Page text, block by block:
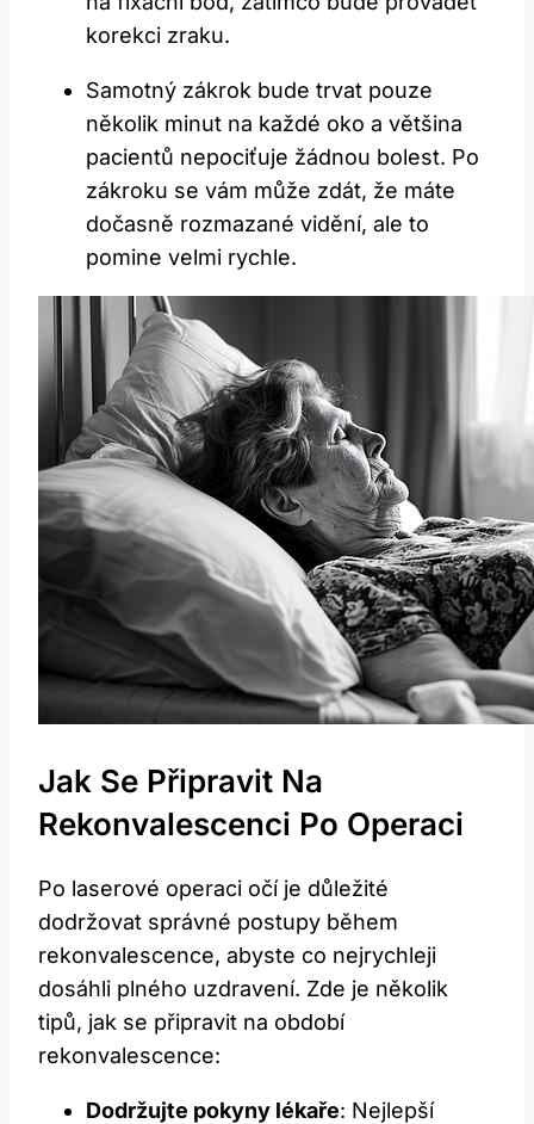
korekci zraku.
Samotný‌ zákrok bude trvat pouze
několik minut na​ každé oko a většina
pacientů ‌nepociťuje⁣ žádnou bolest. Po
zákroku se vám může zdát,​ že máte
dočasně rozmazané vidění, ale to⁣
pomine velmi rychle.
Jak Se Připravit⁤ Na‍
Rekonvalescenci ​po Operaci
Po laserové operaci očí je důležité
dodržovat správné postupy během
⁤rekonvalescence, ⁣abyste ‌co ​nejrychleji
dosáhli plného uzdravení. Zde je​ několik
tipů, jak se připravit na období
rekonvalescence:
Dodržujte pokyny‌ lékaře: Nejlepší